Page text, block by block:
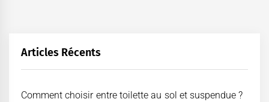
Articles Récents
Comment choisir entre toilette au sol et suspendue ?